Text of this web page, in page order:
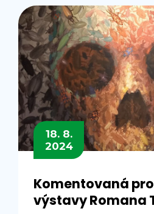
18. 8.
2024
Komentovaná
výstavy Romana